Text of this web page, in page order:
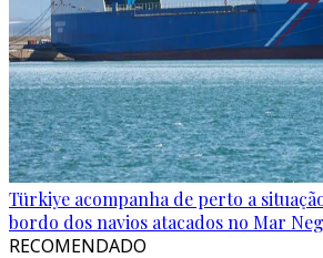
Türkiye acompanha de perto a
bordo dos navios atacados no Mar
RECOMENDADO